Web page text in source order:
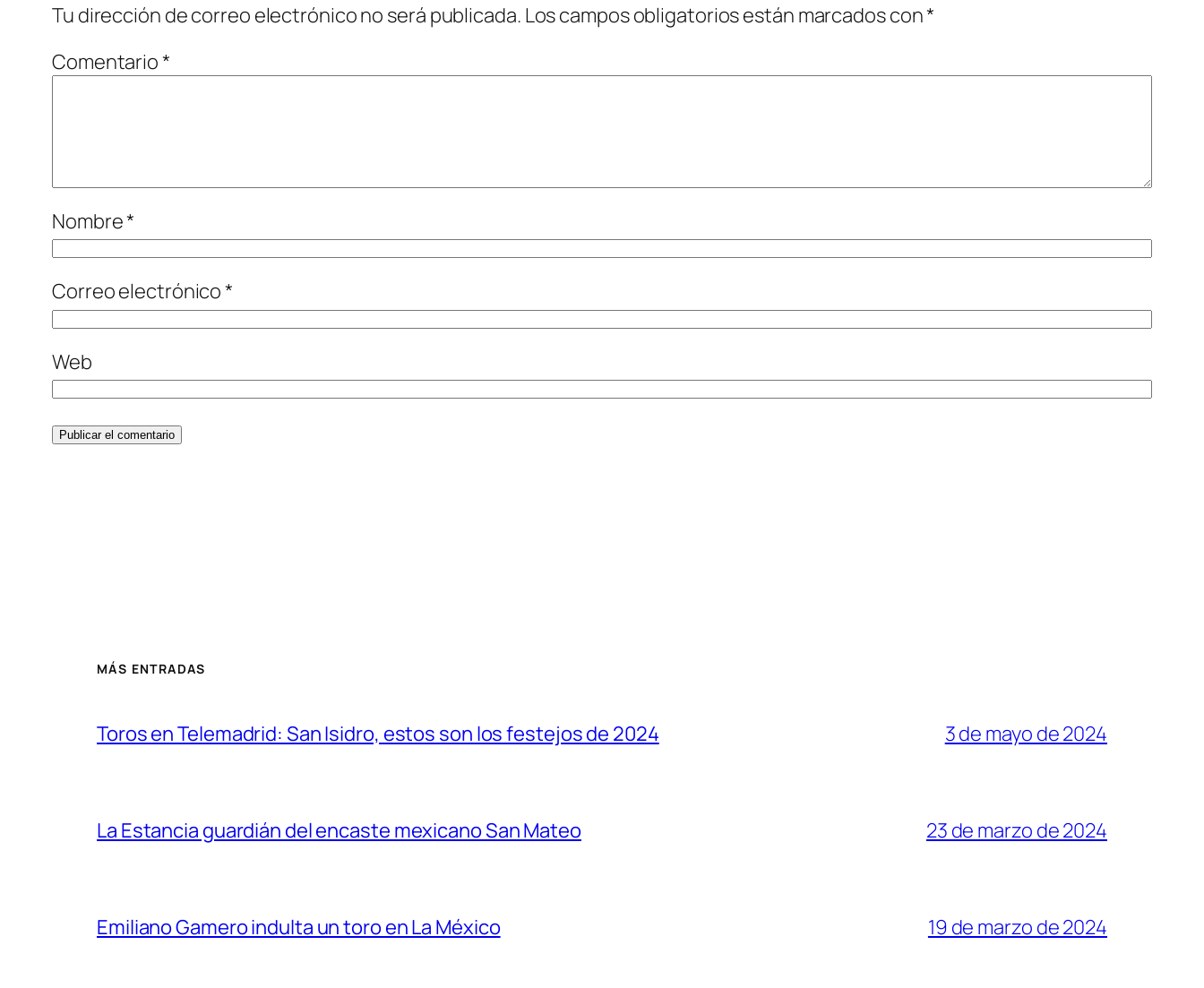
Tu dirección de correo electrónico no será publicada. Los campos obligatorios están marcados con*
Comentario*
Nombre*
Correo electrónico*
Web
MÁS ENTRADAS
Toros en Telemadrid: San Isidro, estos son los festejos de 2024 3 de mayo de 2024
La Estancia guardián del encaste mexicano San Mateo 23 de marzo de 2024
Emiliano Gamero indulta un toro en La México 19 de marzo de 2024